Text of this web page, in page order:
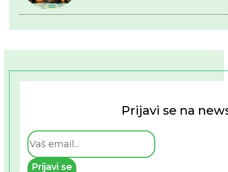
Prijavi se na
Prijavi se